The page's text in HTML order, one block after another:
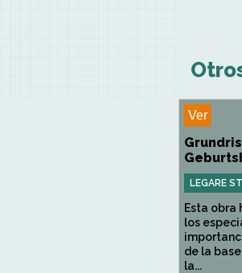
Ver
LEGARE
Esta obra
los
de la
la...